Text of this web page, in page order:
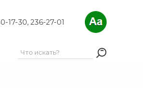
17-30, 236-27-01